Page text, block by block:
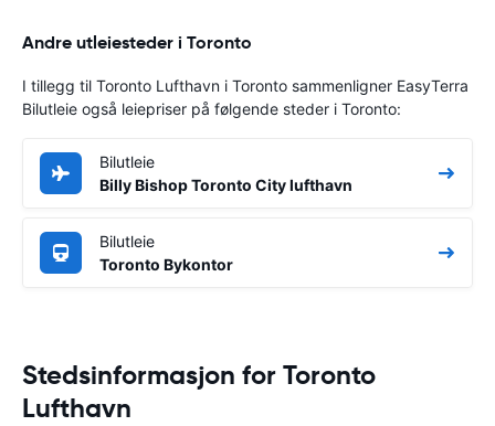
Andre utleiesteder i Toronto
I tillegg til Toronto Lufthavn i Toronto sammenligner EasyTerra
Bilutleie også leiepriser på følgende steder i Toronto:
Bilutleie
Billy Bishop Toronto City lufthavn
Bilutleie
Toronto Bykontor
Stedsinformasjon for Toronto
Lufthavn